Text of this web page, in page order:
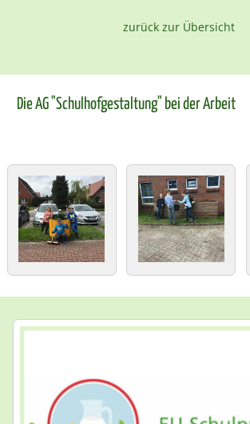
zurück zur Übersicht
Die AG "Schulhofgestaltung" bei der Arbeit